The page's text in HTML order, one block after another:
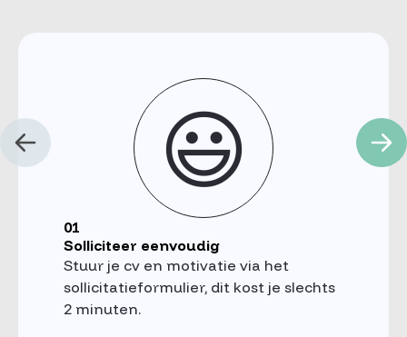
😃
01
Solliciteer eenvoudig
Stuur je cv en motivatie via het
sollicitatieformulier, dit kost je slechts
2 minuten.